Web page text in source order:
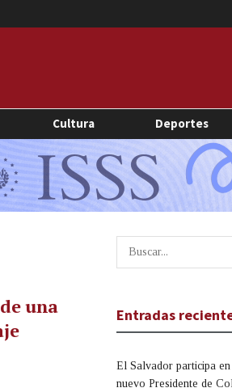
Cultura Deportes
una
Entradas
El Salvador participa
nuevo Presidente de